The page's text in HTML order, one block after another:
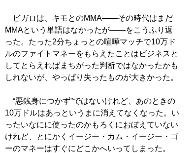
ビガロは、キモとのMMA――その時代はまだ
MMAという単語はなかったが――をこうふり返
った。たった2分ちょっとの喧嘩マッチで10万ド
ルのファイトマネーをもらえたことはビジネスと
してとらえればまちがった判断ではなかったかも
しれないが、やっぱり失ったものが大きかった。
“悪銭身につかず”ではないけれど、あのときの
10万ドルはあっというまに消えてなくなった。い
ったいなにに使ったのかもろくにおぼえていない
けれど、とにかくイージー・カム・イージー・ゴ
ーのマネーはすぐにどこかへいってしまった。